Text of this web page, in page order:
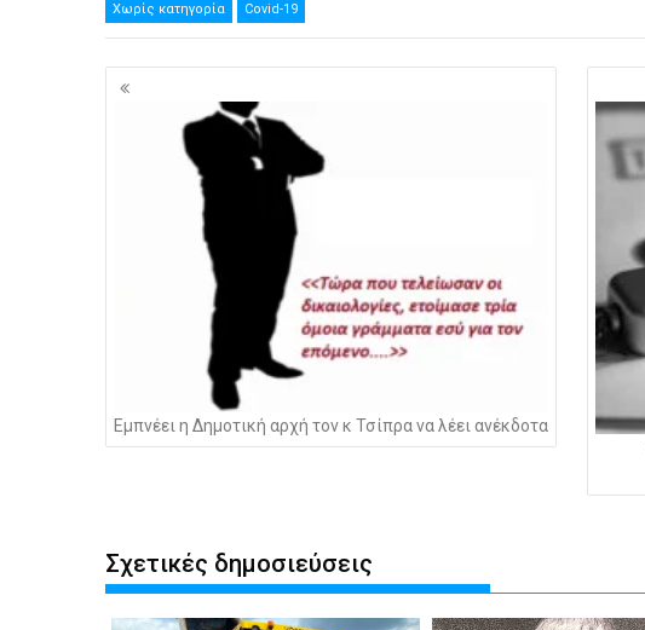
Χωρίς κατηγορία Covid-19
Πλοήγηση
άρθρων
Εμπνέει η Δημοτική αρχή τον κ Τσίπρα να λέει ανέκδοτα
Σχετικές δημοσιεύσεις